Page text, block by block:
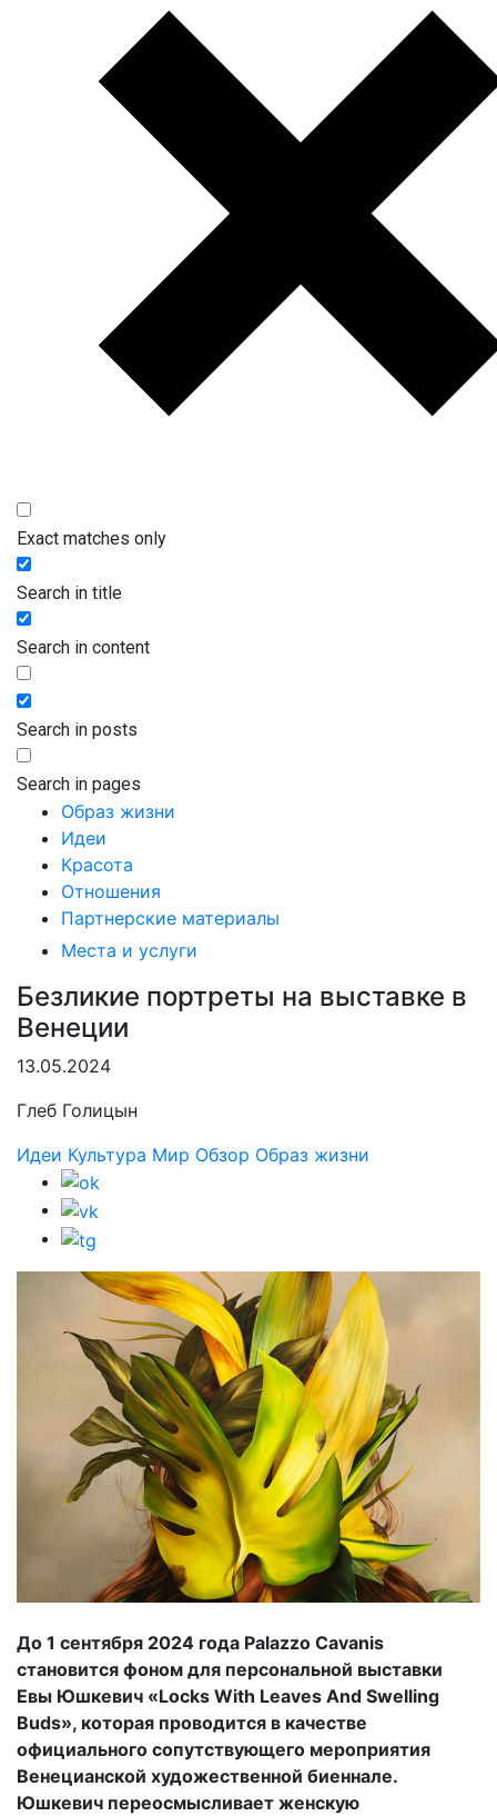
Exact matches only
Search in title
Search in content
Search in posts
Search in pages
Образ жизни
Идеи
Красота
Отношения
Партнерские материалы
Места и услуги
Безликие портреты на выставке в
Венеции
13.05.2024
Глеб Голицын
Идеи Культура Мир Обзор Образ жизни
До 1 сентября 2024 года Palazzo Cavanis
становится фоном для персональной выставки
Евы Юшкевич «Locks With Leaves And Swelling
Buds», которая проводится в качестве
официального сопутствующего мероприятия
Венецианской художественной биеннале.
Юшкевич переосмысливает женскую